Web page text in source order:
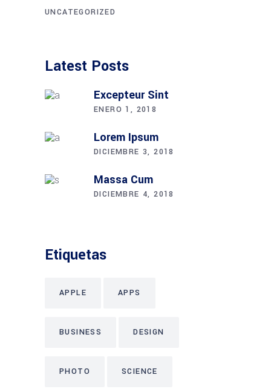
UNCATEGORIZED
Latest Posts
Excepteur Sint
ENERO 1, 2018
Lorem Ipsum
DICIEMBRE 3, 2018
Massa Cum
DICIEMBRE 4, 2018
Etiquetas
APPLE APPS
BUSINESS DESIGN
PHOTO SCIENCE